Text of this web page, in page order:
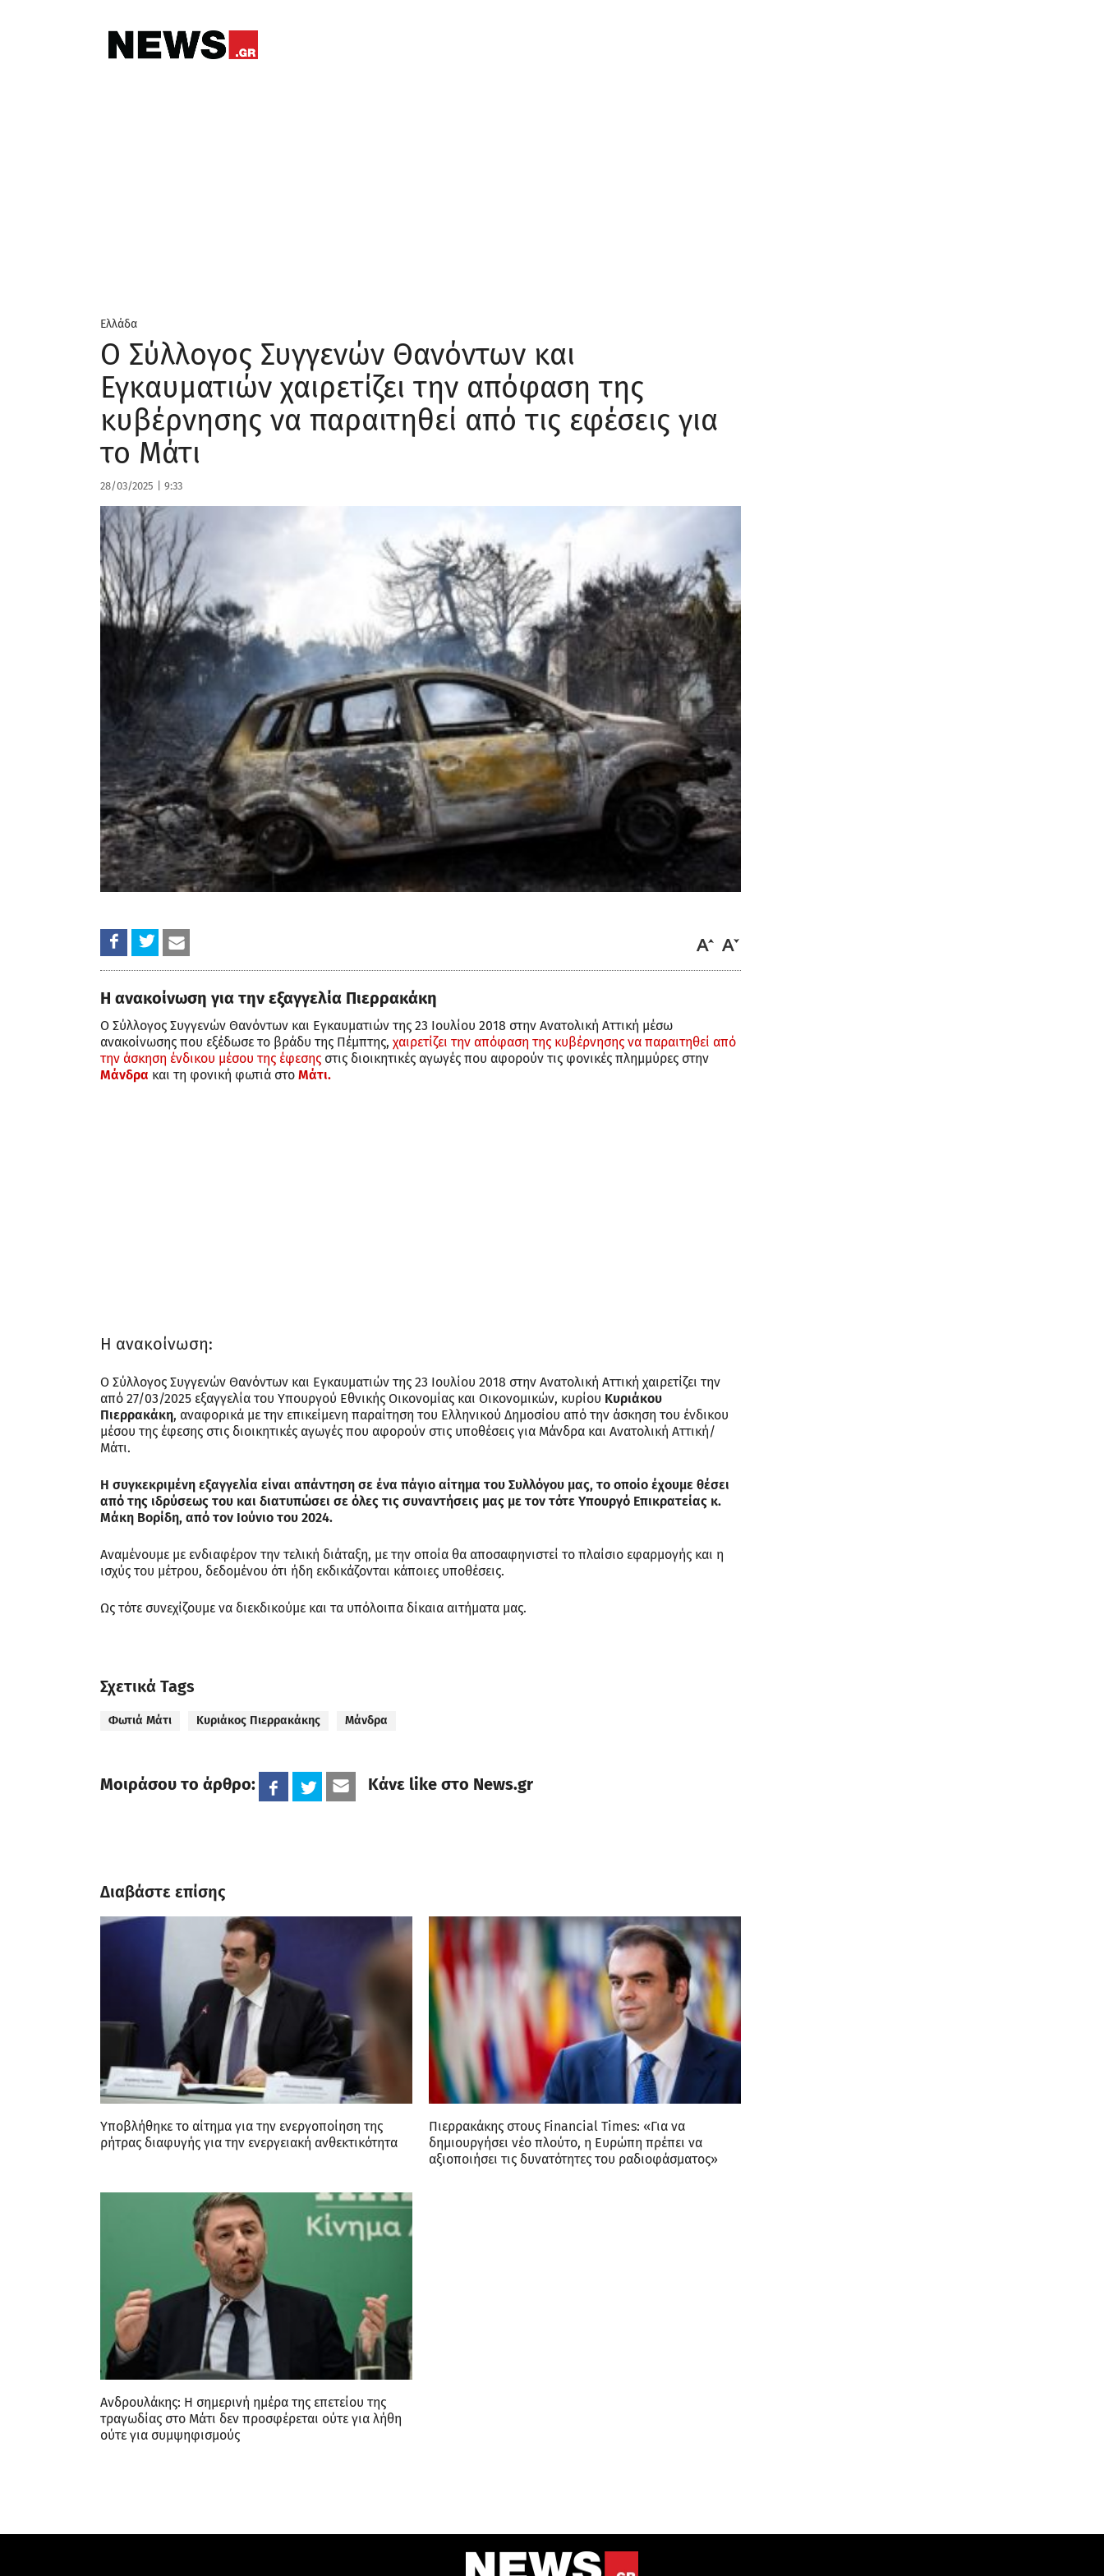
Ελλάδα
Ο Σύλλογος Συγγενών Θανόντων και
Εγκαυματιών χαιρετίζει την απόφαση της
κυβέρνησης να παραιτηθεί από τις εφέσεις για
το Μάτι
28/03/2025 9:33
Η ανακοίνωση για την εξαγγελία Πιερρακάκη
Ο Σύλλογος Συγγενών Θανόντων και Εγκαυματιών της 23 Ιουλίου 2018 στην Ανατολική Αττική μέσω
ανακοίνωσης που εξέδωσε το βράδυ της Πέμπτης, χαιρετίζει την απόφαση της κυβέρνησης να παραιτηθεί από
την άσκηση ένδικου μέσου της έφεσης στις διοικητικές αγωγές που αφορούν τις φονικές πλημμύρες στην
Μάνδρα και τη φονική φωτιά στο Μάτι.
Η ανακοίνωση:
Ο Σύλλογος Συγγενών Θανόντων και Εγκαυματιών της 23 Ιουλίου 2018 στην Ανατολική Αττική χαιρετίζει την
από 27/03/2025 εξαγγελία του Υπουργού Εθνικής Οικονομίας και Οικονομικών, κυρίου Κυριάκου
Πιερρακάκη, αναφορικά με την επικείμενη παραίτηση του Ελληνικού Δημοσίου από την άσκηση του ένδικου
μέσου της έφεσης στις διοικητικές αγωγές που αφορούν στις υποθέσεις για Μάνδρα και Ανατολική Αττική/
Μάτι.
Η συγκεκριμένη εξαγγελία είναι απάντηση σε ένα πάγιο αίτημα του Συλλόγου μας, το οποίο έχουμε θέσει
από της ιδρύσεως του και διατυπώσει σε όλες τις συναντήσεις μας με τον τότε Υπουργό Επικρατείας κ.
Μάκη Βορίδη, από τον Ιούνιο του 2024.
Αναμένουμε με ενδιαφέρον την τελική διάταξη, με την οποία θα αποσαφηνιστεί το πλαίσιο εφαρμογής και η
ισχύς του μέτρου, δεδομένου ότι ήδη εκδικάζονται κάποιες υποθέσεις.
Ως τότε συνεχίζουμε να διεκδικούμε και τα υπόλοιπα δίκαια αιτήματα μας.
Σχετικά Tags
Φωτιά Μάτι Κυριάκος Πιερρακάκης Μάνδρα
Μοιράσου το άρθρο: Κάνε like στο News.gr
Διαβάστε επίσης
Υποβλήθηκε το αίτημα για την ενεργοποίηση της
ρήτρας διαφυγής για την ενεργειακή ανθεκτικότητα
Πιερρακάκης στους Financial Times: «Για να
δημιουργήσει νέο πλούτο, η Ευρώπη πρέπει να
αξιοποιήσει τις δυνατότητες του ραδιοφάσματος»
Ανδρουλάκης: Η σημερινή ημέρα της επετείου της
τραγωδίας στο Μάτι δεν προσφέρεται ούτε για λήθη
ούτε για συμψηφισμούς